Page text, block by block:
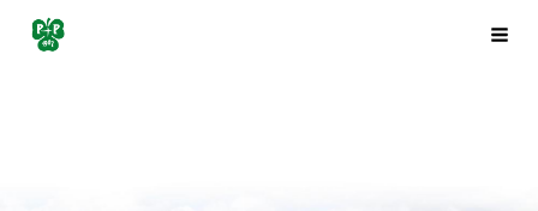
Siirry
sivun
Porin Pyrintö ry